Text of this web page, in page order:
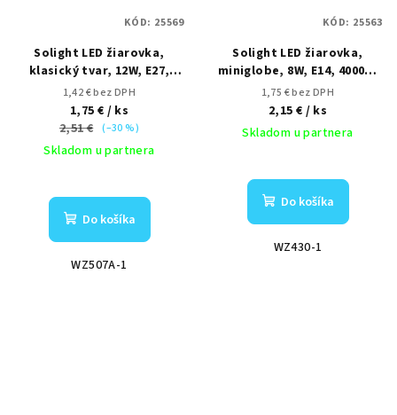
Solight LED žiarovka,
klasický tvar, 12W, E27,
3000K, 270°, 1020lm
1,42 € bez DPH
1,75 € / ks
2,51 € (–30 %)
Skladom u partnera
Do košíka
WZ507A-1
KÓD: 25569
Solight LED žiarovka,
miniglobe, 8W, E14, 4000K,
720lm, biele prevedenie
1,75 € bez DPH
2,15 € / ks
Skladom u partnera
Do košíka
WZ430-1
KÓD: 25563